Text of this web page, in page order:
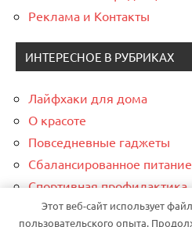
Реклама и Контакты
ИНТЕРЕСНОЕ В РУБРИКАХ
Лайфхаки для дома
О красоте
Повседневные гаджеты
Сбалансированное питание
Спортивная профилактика
Финансовая грамотность
Этот веб-сайт использует
пользовательского опыта.